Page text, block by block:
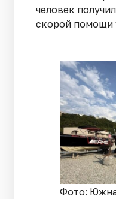
человек
скорой помощи
Фото: